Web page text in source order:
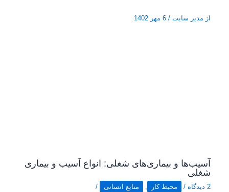
از مدیر سایت/6 مهر 1402
آسیب‌ها و بیماری‌های شغلی: انواع آسیب و بیماری
شغلی
2 دیدگاه / محیط کار منابع انسانی /